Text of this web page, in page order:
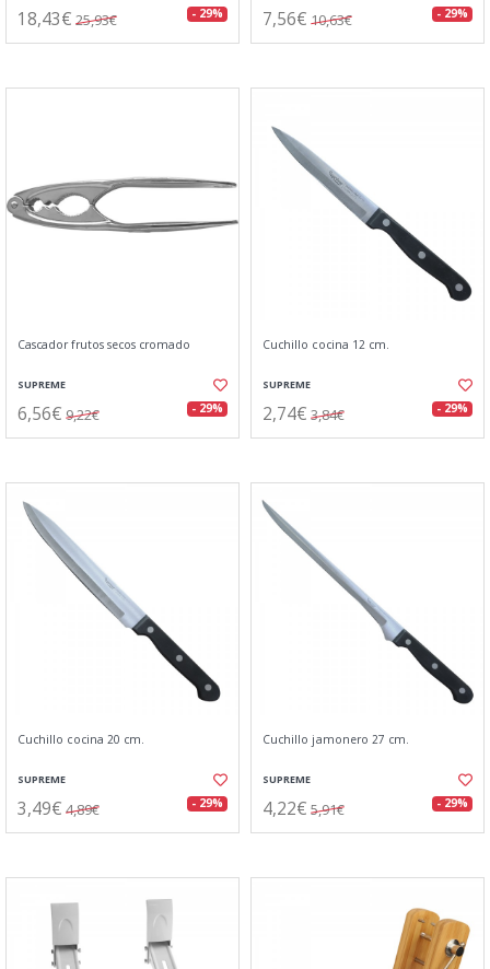
18,43€ 25,93€ - 29% 7,56€ 10,63€ - 29%
Cascador frutos secos cromado
SUPREME
6,56€ 9,22€ - 29%
Cuchillo cocina 12 cm.
SUPREME
2,74€ 3,84€ - 29%
Cuchillo cocina 20 cm.
SUPREME
3,49€ 4,89€ - 29%
Cuchillo jamonero 27 cm.
SUPREME
4,22€ 5,91€ - 29%